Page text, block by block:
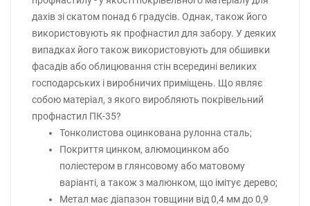
дахів зі скатом понад 6 градусів. Однак, також його
використовують як профнастил для забору. У деяких
випадках його також використовують для обшивки
фасадів або облицювання стін всередині великих
господарських і виробничих приміщень. Що являє
собою матеріал, з якого виробляють покрівельний
профнастил ПК-35?
Тонколистова оцинкована рулонна сталь;
Покриття цинком, алюмоцинком або
поліестером в глянсовому або матовому
варіанті, а також з малюнком, що імітує дерево;
Метал має діапазон товщини від 0,4 мм до 0,9